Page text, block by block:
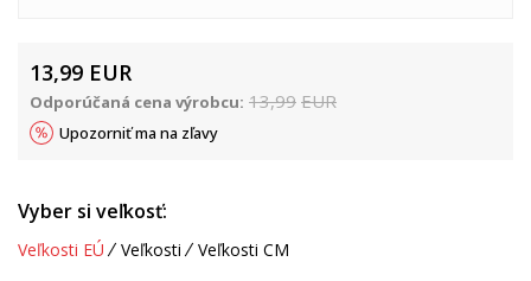
13,99 EUR
Odporúčaná cena výrobcu: 13,99 EUR
Upozorniť ma na zľavy
Vyber si veľkosť:
Veľkosti EÚ Veľkosti Veľkosti CM